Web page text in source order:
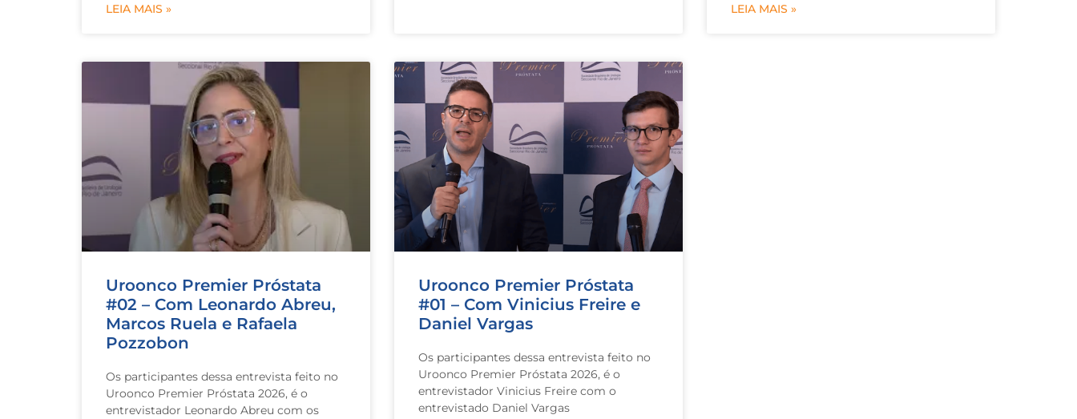
LEIA MAIS » LEIA MAIS »
Uroonco Premier Próstata
#02 – Com Leonardo Abreu,
Marcos Ruela e Rafaela
Pozzobon
Os participantes dessa entrevista feito no
Uroonco Premier Próstata 2026, é o
entrevistador Leonardo Abreu com os
Uroonco Premier Próstata
#01 – Com Vinicius Freire e
Daniel Vargas
Os participantes dessa entrevista feito no
Uroonco Premier Próstata 2026, é o
entrevistador Vinicius Freire com o
entrevistado Daniel Vargas